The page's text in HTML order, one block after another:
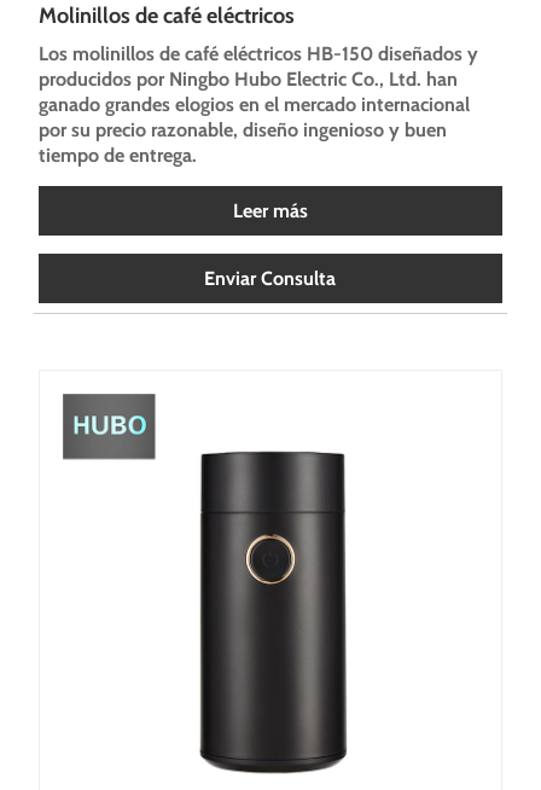
Molinillos de café eléctricos
Los molinillos de café eléctricos HB-150 diseñados y
producidos por Ningbo Hubo Electric Co., Ltd. han
ganado grandes elogios en el mercado internacional
por su precio razonable, diseño ingenioso y buen
tiempo de entrega.
Leer más
Enviar Consulta